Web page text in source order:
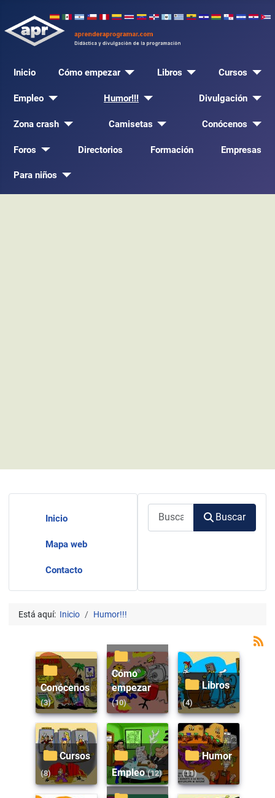
Inicio Cómo empezar Libros Cursos
Empleo Humor!!! Divulgación
Zona crash Camisetas Conócenos
Foros Directorios Formación Empresas
Para niños
Inicio
Mapa web
Contacto
Buscar
Está aquí: Inicio Humor!!!
Conócenos
(3)
Cómo
empezar
(10)
Libros
(4)
Cursos
(8) Empleo (12)
Humor
(11)